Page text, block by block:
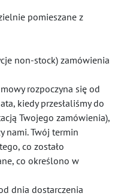
pomieszane z
non-stock) zamówienia
rozpoczyna się od
kiedy przesłaliśmy do
Twojego zamówienia),
nami. Twój termin
co zostało
co określono w
dnia dostarczenia